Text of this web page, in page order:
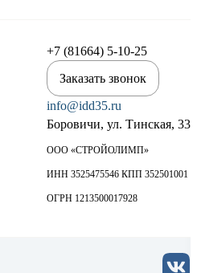
+7 (81664) 5-10-25
Заказать звонок
info@idd35.ru
Боровичи, ул. Тинская, 33
ООО «СТРОЙОЛИМП»
ИНН 3525475546 КПП 352501001
ОГРН 1213500017928